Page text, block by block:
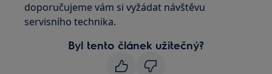
doporučujeme vám si vyžádat návštěvu
servisního technika.
Byl tento článek užitečný?